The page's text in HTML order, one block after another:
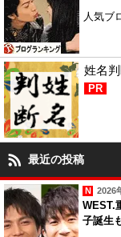
人気ブ
姓名
PR
最近の投稿
2026
WEST.
子誕生